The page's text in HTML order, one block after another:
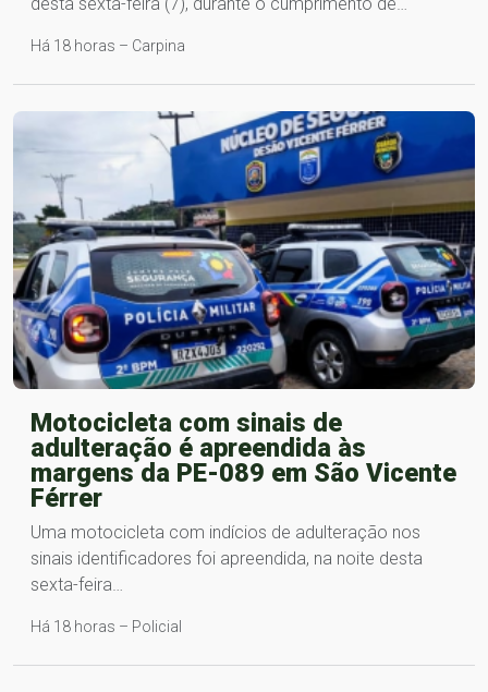
desta sexta-feira (7), durante o cumprimento de…
Há 18 horas – Carpina
Motocicleta com sinais de
adulteração é apreendida às
margens da PE-089 em São Vicente
Férrer
Uma motocicleta com indícios de adulteração nos
sinais identificadores foi apreendida, na noite desta
sexta-feira…
Há 18 horas – Policial